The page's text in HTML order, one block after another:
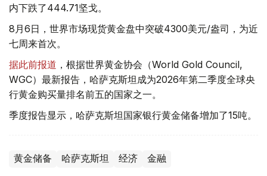
内下跌了444.71坚戈。
8月6日，世界市场现货黄金盘中突破4300美元/盎司，为近
七周来首次。
据此前报道 ，根据世界黄金协会（World Gold Council,
WGC）最新报告，哈萨克斯坦成为2026年第二季度全球央
行黄金购买量排名前五的国家之一。
季度报告显示，哈萨克斯坦国家银行黄金储备增加了15吨。
黄金储备 哈萨克斯坦 经济 金融